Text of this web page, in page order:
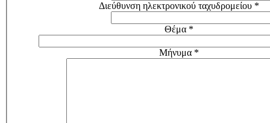
Διεύθυνση ηλεκτρονικού ταχυδρομείου*
Θέμα*
Μήνυμα*